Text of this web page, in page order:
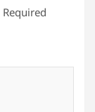
Required